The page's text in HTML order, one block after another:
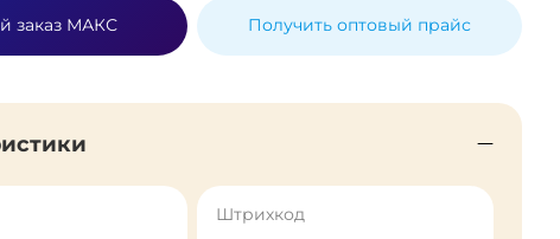
заказ МАКС Получить оптовый прайс
Штрихкод